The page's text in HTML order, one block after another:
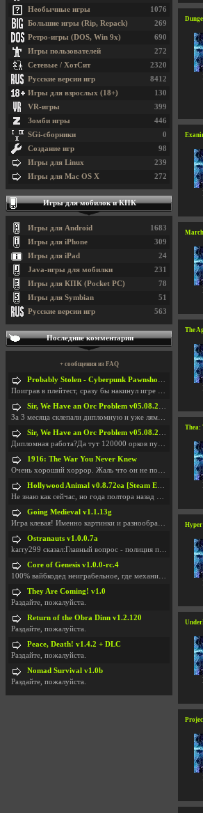
The
Thea:
1076
Необычные игры
269
Большие игры (Rip, Repack)
690
Ретро-игры (DOS, Win 9x)
272
Игры пользователей
2320
Сетевые / ХотСит
8412
Русские версии игр
130
Игры для взрослых (18+)
399
VR-игры
446
Зомби игры
0
SGi-сборники
98
Создание игр
239
Игры для Linux
272
Игры для Mac OS X
Игры для мобилок и КПК
1683
Игры для Android
309
Игры для iPhone
24
Игры для iPad
231
Java-игры для мобилки
78
Игры для КПК (Pocket PC)
51
Игры для Symbian
563
Русские версии игр
Последние комментарии
+ сообщения из FAQ
Probably Stolen - Cyberpunk Pawnshop Simulator v048c [Playtest]
Поиграв в плейтест, сразу бы накинул игре наивысши
Sir, We Have an Orc Problem v05.08.2026
За 3 месяца склепали дипломную и уже лям двести ба
Sir, We Have an Orc Problem v05.08.2026
Дипломная работа?Да тут 120000 орков путь выбирают
1916: The War You Never Knew
Очень хороший хоррор. Жаль что он не получил должн
Hollywood Animal v0.8.72ea [Steam Early Access]
Не знаю как сейчас, но года полтора назад игра был
Going Medieval v1.1.13g
Игра клевая! Именно картинки и разнообразия в стро
Ostranauts v1.0.0.7a
karry299 сказал:Главный вопрос - полиция по-прежне
Core of Genesis v1.0.0-rc.4
100% вайбкодед неиграбельное, где механики знает т
They Are Coming! v1.0
Раздайте, пожалуйста.
Return of the Obra Dinn v1.2.120
Раздайте, пожалуйста.
Peace, Death! v1.4.2 + DLC
Раздайте, пожалуйста.
Nomad Survival v1.0b
Раздайте, пожалуйста.